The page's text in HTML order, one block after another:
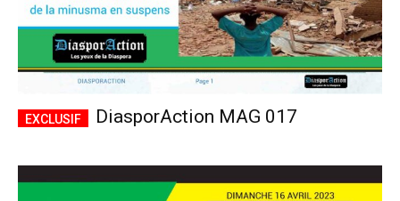
DiasporAction MAG 017